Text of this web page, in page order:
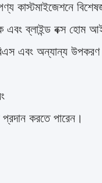
কাস্টমাইজেশনে
ব্লাইন্ড বক্স হোম
এবং অন্যান্য
করতে পারেন।